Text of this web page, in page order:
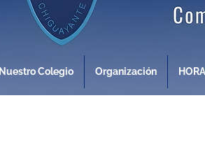
Nuestro Colegio Organización